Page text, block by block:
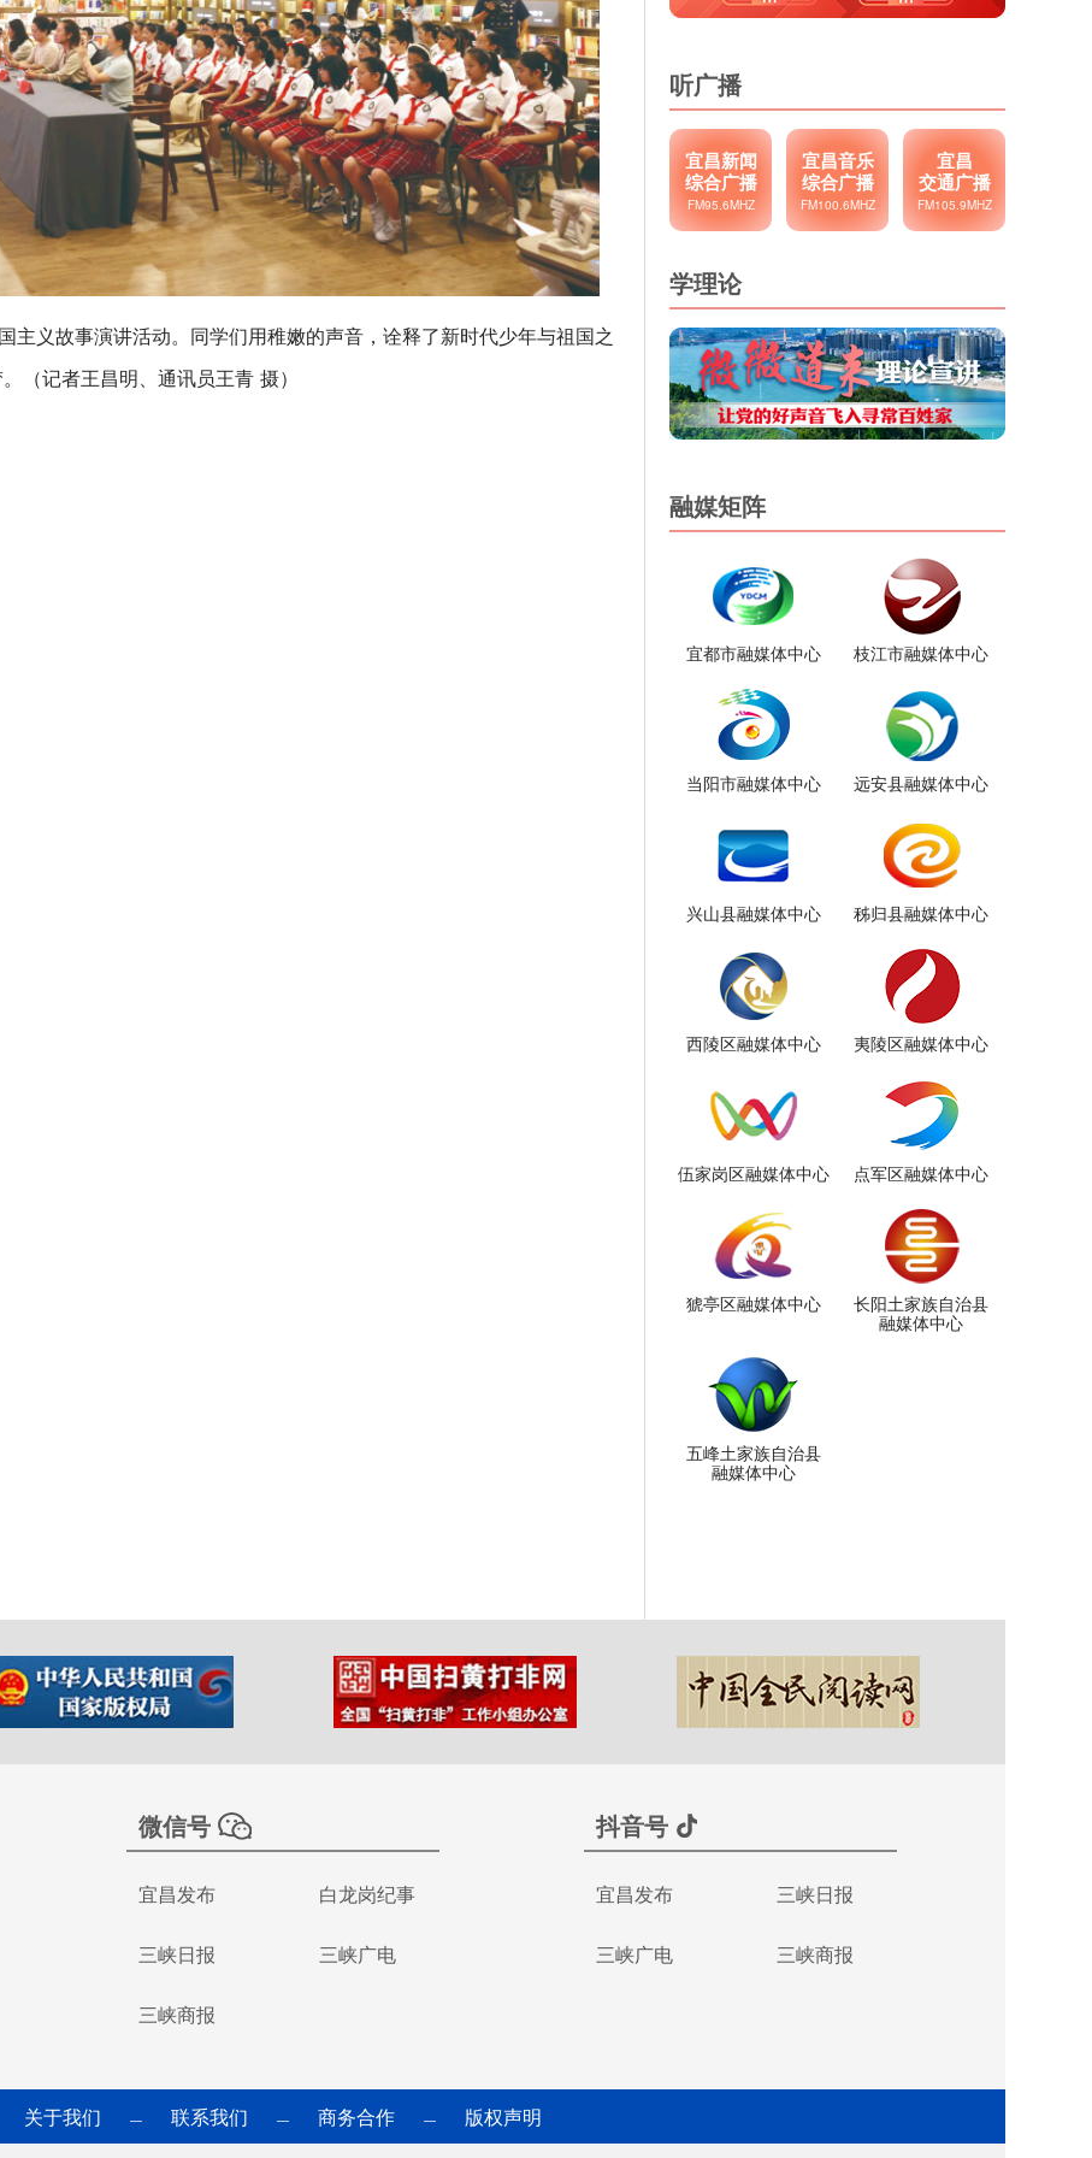
主义故事演讲活动。同学们用稚嫩的声音，诠释了新时代少年与祖国之
（记者王昌明、通讯员王青 摄）
听广播
宜昌新闻
综合广播
FM95.6MHZ
宜昌音乐
综合广播
FM100.6MHZ
宜昌
交通广播
FM105.9MHZ
学理论
融媒矩阵
宜都市融媒体中心 枝江市融媒体中心
当阳市融媒体中心 远安县融媒体中心
兴山县融媒体中心 秭归县融媒体中心
西陵区融媒体中心 夷陵区融媒体中心
伍家岗区融媒体中心 点军区融媒体中心
猇亭区融媒体中心
长阳土家族自治县
融媒体中心
五峰土家族自治县
融媒体中心
微信号
宜昌发布 白龙岗纪事
三峡日报 三峡广电
三峡商报
抖音号
宜昌发布 三峡日报
三峡广电 三峡商报
关于我们 — 联系我们 — 商务合作 — 版权声明